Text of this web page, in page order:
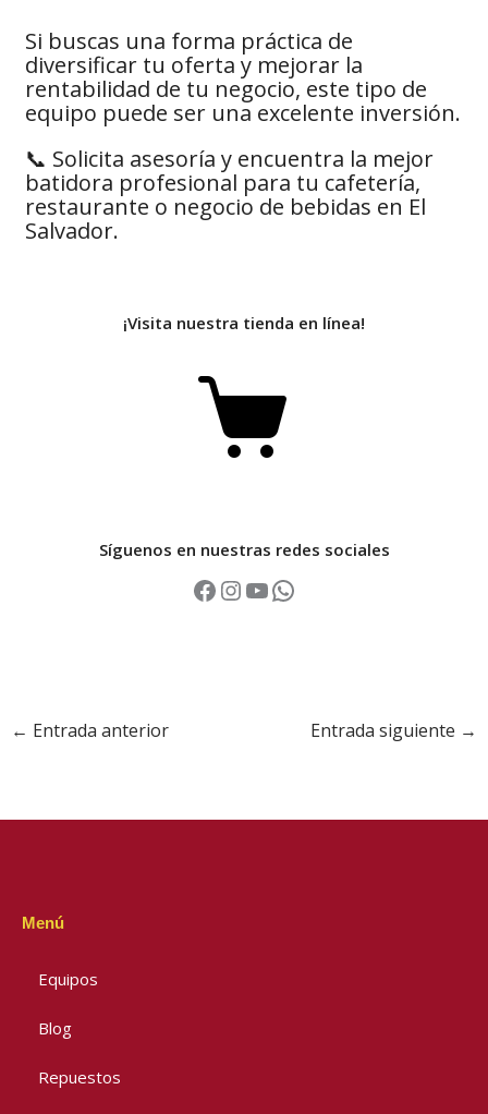
Si buscas una forma práctica de
diversificar tu oferta y mejorar la
rentabilidad de tu negocio, este tipo de
equipo puede ser una excelente inversión.
📞 Solicita asesoría y encuentra la mejor
batidora profesional para tu cafetería,
restaurante o negocio de bebidas en El
Salvador.
¡Visita nuestra tienda en línea!
Síguenos en nuestras redes sociales
← Entrada anterior Entrada siguiente →
Menú
Equipos
Blog
Repuestos